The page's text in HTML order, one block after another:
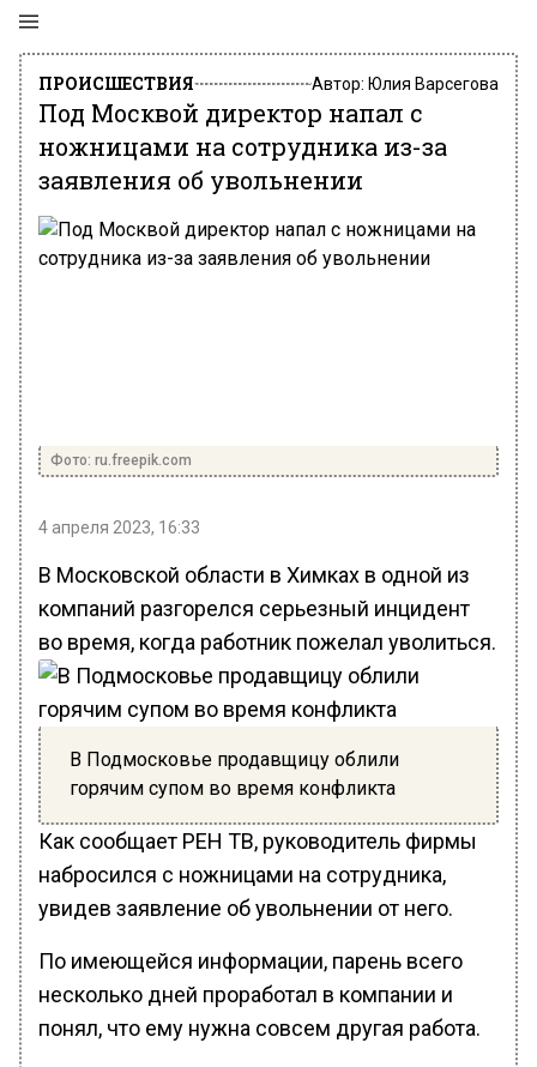
ПРОИСШЕСТВИЯ Автор: Юлия Варсегова
Под Москвой директор напал с
ножницами на сотрудника из-за
заявления об увольнении
Фото: ru.freepik.com
4 апреля 2023, 16:33
В Московской области в Химках в одной из
компаний разгорелся серьезный инцидент
во время, когда работник пожелал уволиться.
В Подмосковье продавщицу облили
горячим супом во время конфликта
Как сообщает РЕН ТВ, руководитель фирмы
набросился с ножницами на сотрудника,
увидев заявление об увольнении от него.
По имеющейся информации, парень всего
несколько дней проработал в компании и
понял, что ему нужна совсем другая работа.